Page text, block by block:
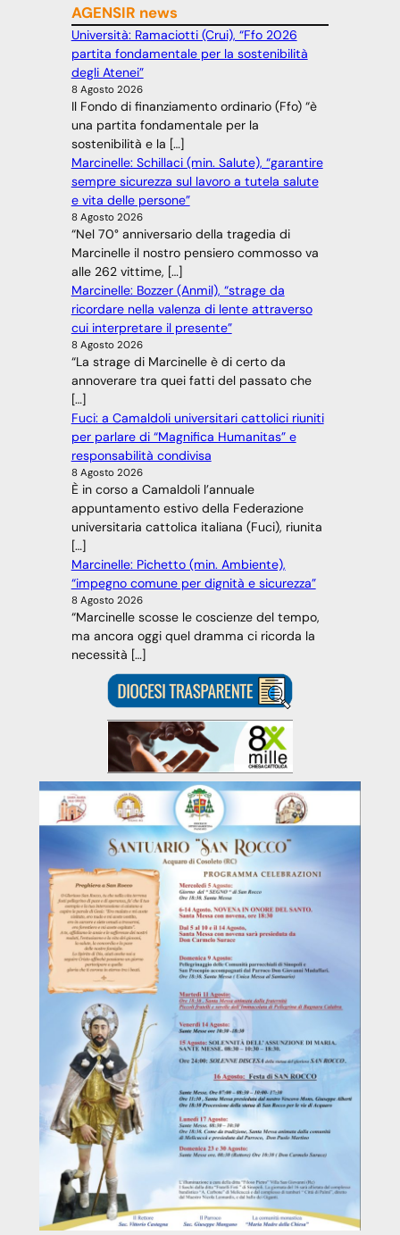
AGENSIR news
Università: Ramaciotti (Crui), “Ffo 2026
partita fondamentale per la sostenibilità
degli Atenei”
8 Agosto 2026
Il Fondo di finanziamento ordinario (Ffo) “è
una partita fondamentale per la
sostenibilità e la […]
Marcinelle: Schillaci (min. Salute), “garantire
sempre sicurezza sul lavoro a tutela salute
e vita delle persone”
8 Agosto 2026
“Nel 70° anniversario della tragedia di
Marcinelle il nostro pensiero commosso va
alle 262 vittime, […]
Marcinelle: Bozzer (Anmil), “strage da
ricordare nella valenza di lente attraverso
cui interpretare il presente”
8 Agosto 2026
“La strage di Marcinelle è di certo da
annoverare tra quei fatti del passato che
[…]
Fuci: a Camaldoli universitari cattolici riuniti
per parlare di “Magnifica Humanitas” e
responsabilità condivisa
8 Agosto 2026
È in corso a Camaldoli l’annuale
appuntamento estivo della Federazione
universitaria cattolica italiana (Fuci), riunita
[…]
Marcinelle: Pichetto (min. Ambiente),
“impegno comune per dignità e sicurezza”
8 Agosto 2026
“Marcinelle scosse le coscienze del tempo,
ma ancora oggi quel dramma ci ricorda la
necessità […]